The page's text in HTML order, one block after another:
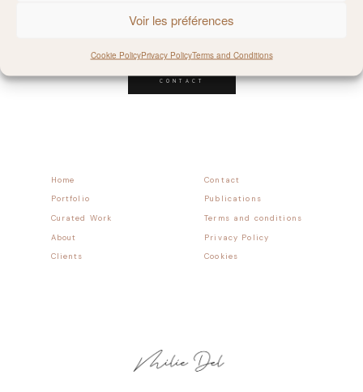
Voir les préférences
Cookie PolicyPrivacy PolicyTerms and Conditions
Contact
Home
Publications
Portfolio
Terms and conditions
Curated Work
CONTACT
Privacy Policy
About
Cookies
Clients